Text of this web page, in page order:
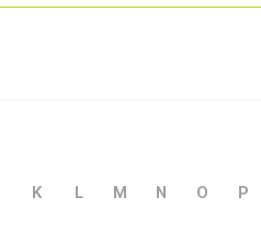
K L M N O P